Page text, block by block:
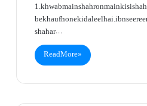
1. khwab main shahron main kisi
bekhauf hone ki daleel hai. ibn
shahar…
Read More »